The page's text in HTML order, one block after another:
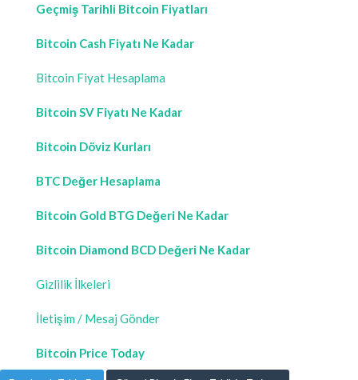
Geçmiş Tarihli Bitcoin Fiyatları
Bitcoin Cash Fiyatı Ne Kadar
Bitcoin Fiyat Hesaplama
Bitcoin SV Fiyatı Ne Kadar
Bitcoin Döviz Kurları
BTC Değer Hesaplama
Bitcoin Gold BTG Değeri Ne Kadar
Bitcoin Diamond BCD Değeri Ne Kadar
Gizlilik İlkeleri
İletişim / Mesaj Gönder
Bitcoin Price Today